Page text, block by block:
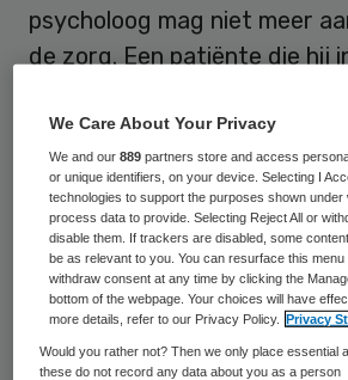
psycholoog mag niet meer
de zorg. Een patiënte die hij
behandelsessies op zijn
meer betast en ook heeft hij
in een auto, nadat de twee
eten waren geweest.
Het Regionaal Tuchtcollege
Gezondheidszorg
We Care About Your Privacy
We and our889 partners store and access
or unique identifiers, on your device. Selecting I
technologies to support the purposes shown under
process data to provide. Selecting Reject All or
disable them. If trackers are disabled, some
be as relevant to you. You can resurface this
withdraw consent at any time by clicking the
bottom of the webpage. Your choices will have
more details, refer to our Privacy Policy.
Privacy
Would you rather not? Then we only place essential
these do not record any data about you as a person